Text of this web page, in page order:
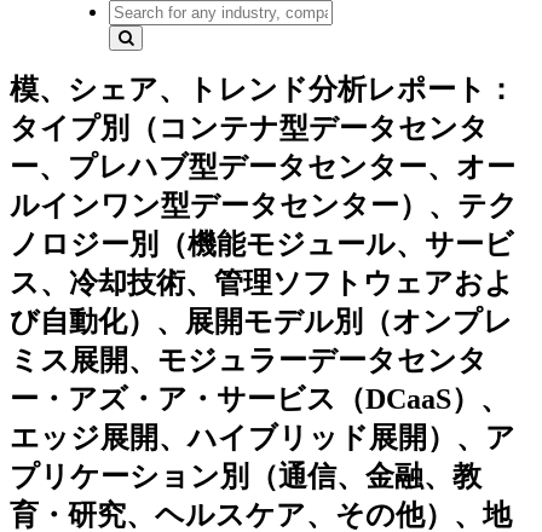
模、シェア、トレンド分析レポート：
タイプ別（コンテナ型データセンタ
ー、プレハブ型データセンター、オー
ルインワン型データセンター）、テク
ノロジー別（機能モジュール、サービ
ス、冷却技術、管理ソフトウェアおよ
び自動化）、展開モデル別（オンプレ
ミス展開、モジュラーデータセンタ
ー・アズ・ア・サービス（DCaaS）、
エッジ展開、ハイブリッド展開）、ア
プリケーション別（通信、金融、教
育・研究、ヘルスケア、その他）、地